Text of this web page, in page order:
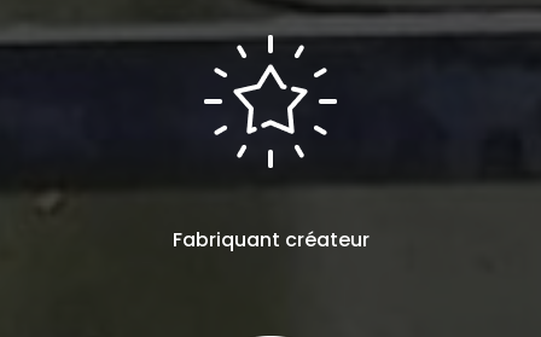
Fabriquant créateur